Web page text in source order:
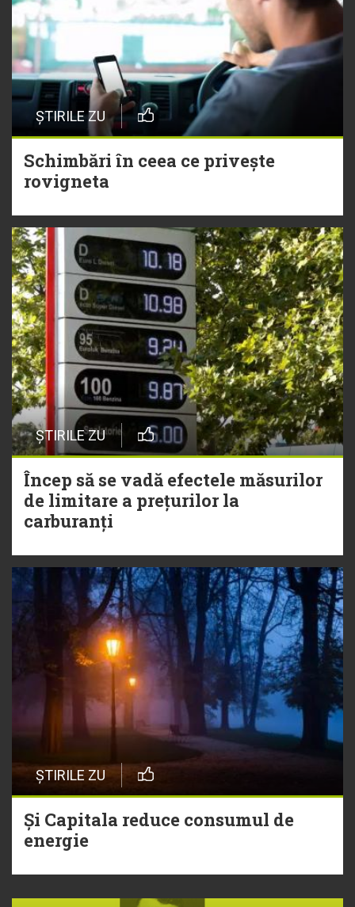
ȘTIRILE ZU
Schimbări în ceea ce privește
rovigneta
ȘTIRILE ZU
Încep să se vadă efectele măsurilor
de limitare a prețurilor la
carburanți
ȘTIRILE ZU
Și Capitala reduce consumul de
energie